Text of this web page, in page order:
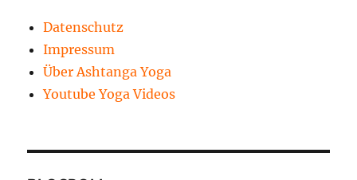
Datenschutz
Impressum
Über Ashtanga Yoga
Youtube Yoga Videos